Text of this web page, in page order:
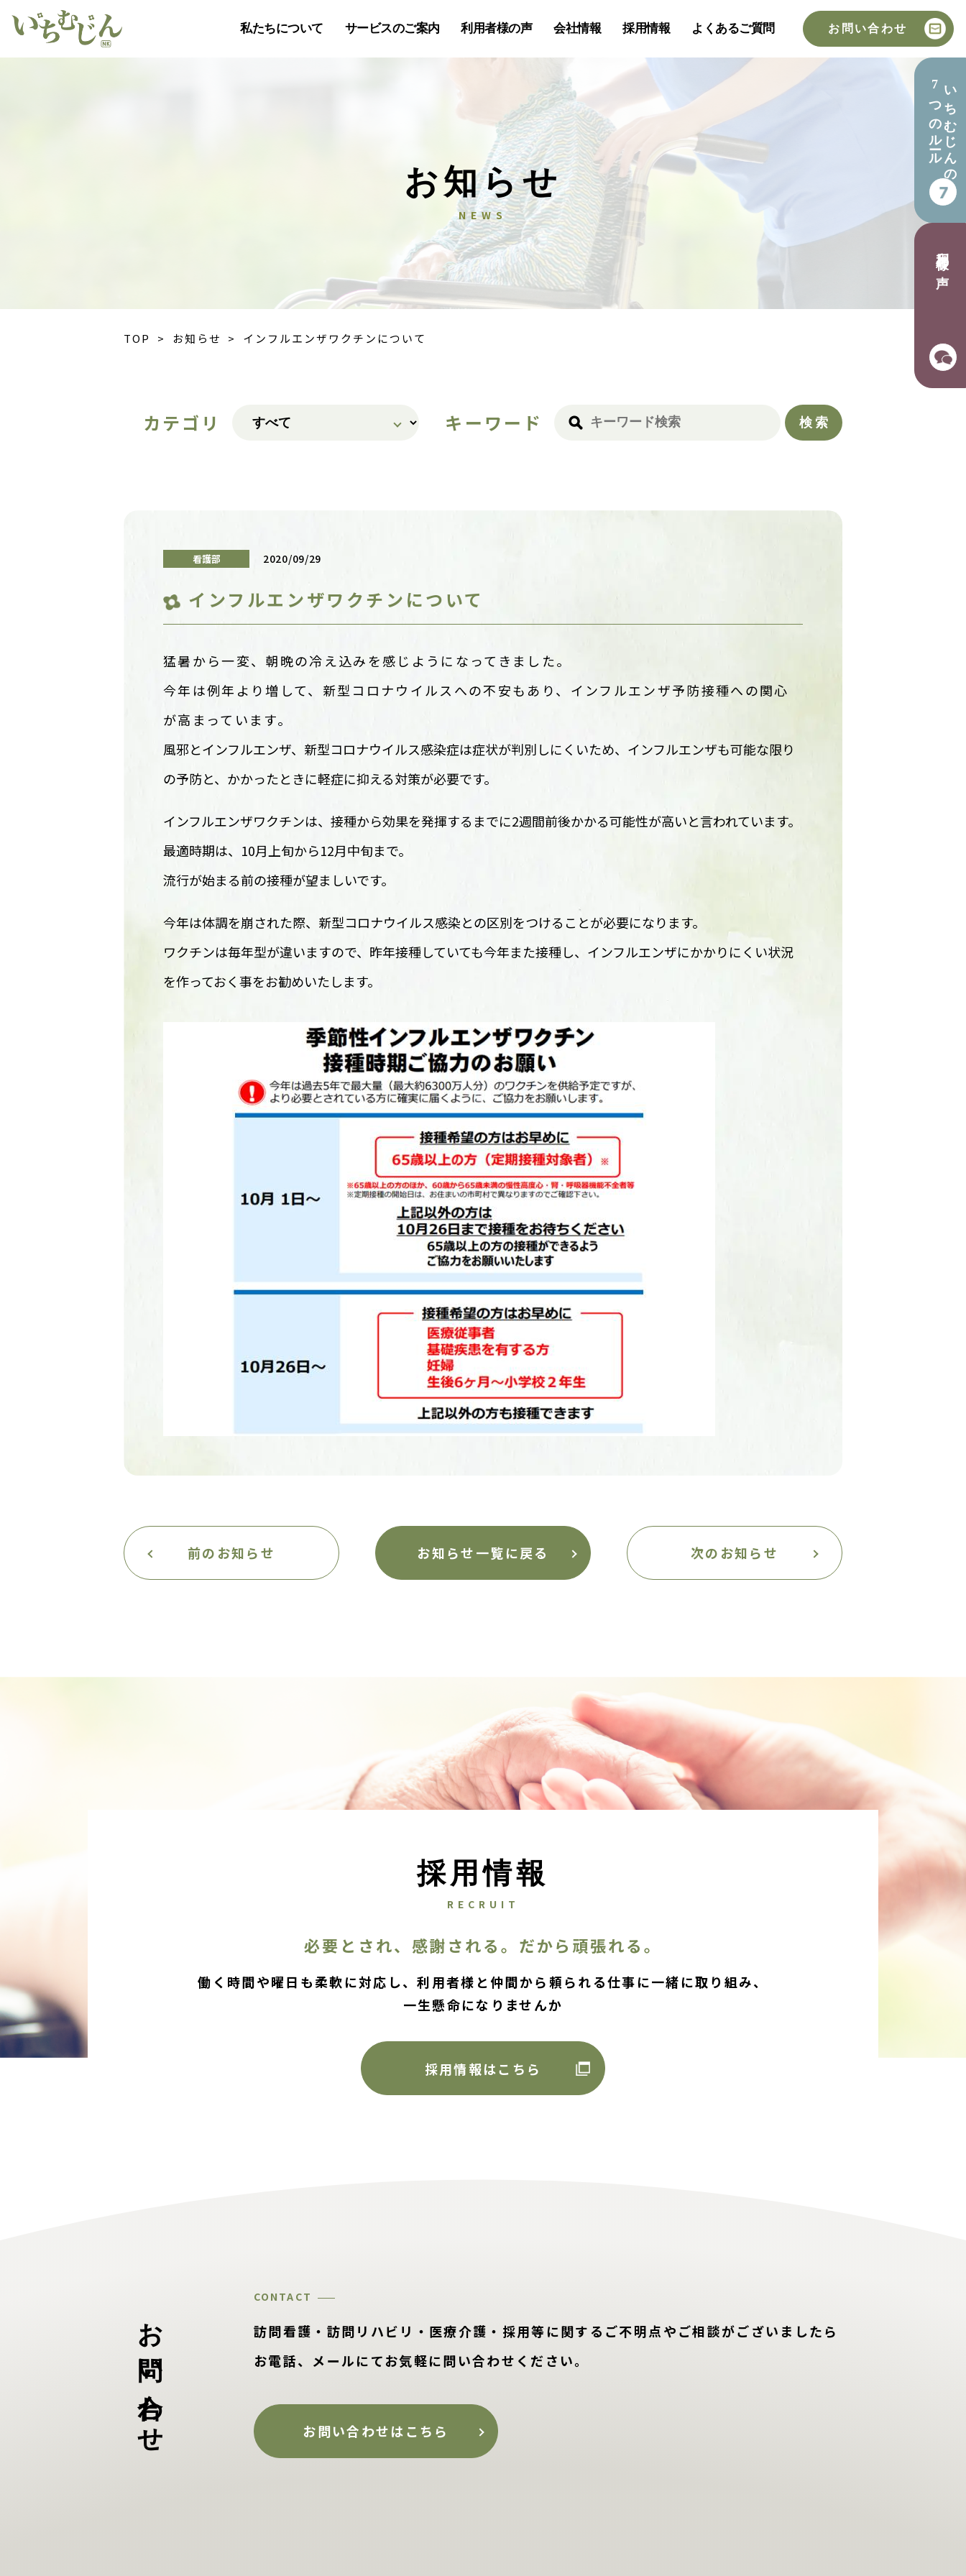
私たちについて サービスのご案内 利用者様の声 会社情報 採用情報 よくあるご質問 お問い合わせ
お知らせ
NEWS
TOP > お知らせ > インフルエンザワクチンについて
カテゴリ キーワード
看護部 2020/09/29
インフルエンザワクチンについて
猛暑から一変、朝晩の冷え込みを感じようになってきました。
今年は例年より増して、新型コロナウイルスへの不安もあり、インフルエンザ予防接種への関心
が高まっています。
風邪とインフルエンザ、新型コロナウイルス感染症は症状が判別しにくいため、インフルエンザも可能な限り
の予防と、かかったときに軽症に抑える対策が必要です。
インフルエンザワクチンは、接種から効果を発揮するまでに2週間前後かかる可能性が高いと言われています。
最適時期は、10月上旬から12月中旬まで。
流行が始まる前の接種が望ましいです。
今年は体調を崩された際、新型コロナウイルス感染との区別をつけることが必要になります。
ワクチンは毎年型が違いますので、昨年接種していても今年また接種し、インフルエンザにかかりにくい状況
を作っておく事をお勧めいたします。
前のお知らせ お知らせ一覧に戻る 次のお知らせ
採用情報
RECRUIT
必要とされ、感謝される。だから頑張れる。
働く時間や曜日も柔軟に対応し、利用者様と仲間から頼られる仕事に一緒に取り組み、
一生懸命になりませんか
採用情報はこちら
お問い合わせ
CONTACT
訪問看護・訪問リハビリ・医療介護・採用等に関するご不明点やご相談がございましたら
お電話、メールにてお気軽に問い合わせください。
お問い合わせはこちら
いちむじんの
7つのルール
利用者様の声